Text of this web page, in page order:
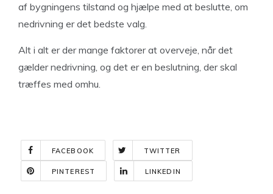
af bygningens tilstand og hjælpe med at beslutte, om
nedrivning er det bedste valg.
Alt i alt er der mange faktorer at overveje, når det
gælder nedrivning, og det er en beslutning, der skal
træffes med omhu.
FACEBOOK TWITTER
PINTEREST LINKEDIN